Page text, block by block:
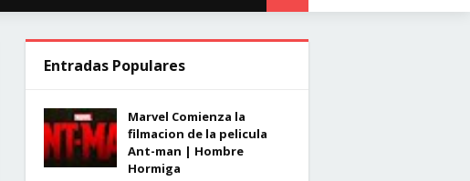
Entradas Populares
Marvel Comienza la
filmacion de la pelicula
Ant-man | Hombre
Hormiga